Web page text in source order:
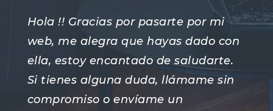
Hola !! Gracias por pasarte por mi
web, me alegra que hayas dado con
ella, estoy encantado de saludarte.
Si tienes alguna duda, llámame sin
compromiso o envíame un